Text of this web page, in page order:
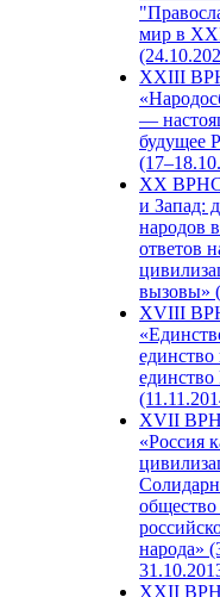
мир в
XXIII
—
будущее
XX ВРНС
и Запад:
народов
ответов
вызовы»
XVIII
единство
единство
XVII
«Россия
народа»
XXII